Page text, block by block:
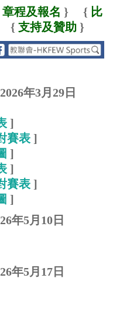
章程及報名 } { 比
{ 支持及贊助 }
年3月29日
]
賽表 ]
]
]
賽表 ]
]
年5月10日
年5月17日